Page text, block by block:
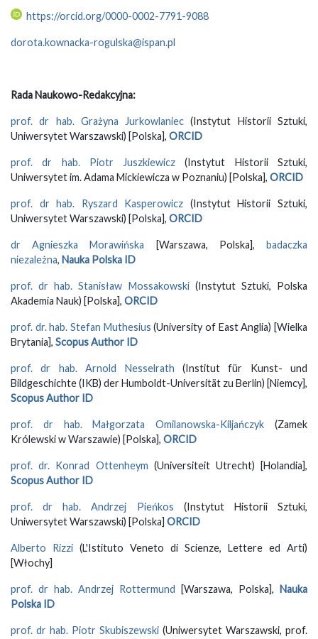
https://orcid.org/0000-0002-7791-9088
dorota.kownacka-rogulska@ispan.pl
Rada Naukowo-Redakcyjna:
prof. dr hab. Grażyna Jurkowlaniec (Instytut Historii Sztuki,
Uniwersytet Warszawski) [Polska], ORCID
prof. dr hab. Piotr Juszkiewicz (Instytut Historii Sztuki,
Uniwersytet im. Adama Mickiewicza w Poznaniu) [Polska], ORCID
prof. dr hab. Ryszard Kasperowicz (Instytut Historii Sztuki,
Uniwersytet Warszawski) [Polska], ORCID
dr Agnieszka Morawińska [Warszawa, Polska], badaczka
niezależna, Nauka Polska ID
prof. dr hab. Stanisław Mossakowski(Instytut Sztuki, Polska
Akademia Nauk) [Polska], ORCID
prof. dr. hab. Stefan Muthesius (University of East Anglia) [Wielka
Brytania], Scopus Author ID
prof. dr hab. Arnold Nesselrath (Institut für Kunst- und
Bildgeschichte (IKB) der Humboldt-Universität zu Berlin) [Niemcy],
Scopus Author ID
prof. dr hab. Małgorzata Omilanowska-Kiljańczyk (Zamek
Królewski w Warszawie) [Polska], ORCID
prof. dr. Konrad Ottenheym (Universiteit Utrecht) [Holandia],
Scopus Author ID
prof. dr hab. Andrzej Pieńkos (Instytut Historii Sztuki,
Uniwersytet Warszawski) [Polska] ORCID
Alberto Rizzi (L'Istituto Veneto di Scienze, Lettere ed Arti)
[Włochy]
prof. dr hab. Andrzej Rottermund [Warszawa, Polska], Nauka
Polska ID
prof. dr hab. Piotr Skubiszewski (Uniwersytet Warszawski, prof.